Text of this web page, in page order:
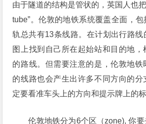
由于隧道的结构是管状的，英国人也
tube”。伦敦的地铁系统覆盖全面，
轨总共有13条线路。在计划出行路
图上找到自己所在起始站和目的地，
的路线。但需要注意的是，伦敦地铁
的线路也会产生出许多不同方向的分
定要看准车头上的方向和提示牌上的标
伦敦地铁分为6个区（zone), 你要